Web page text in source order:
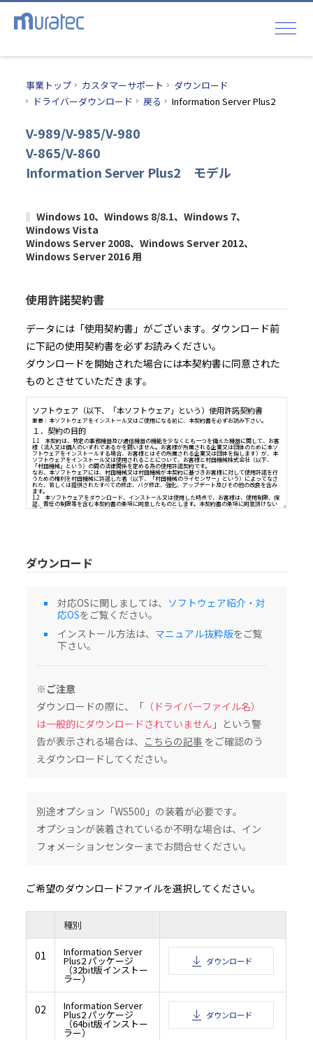
事業トップ カスタマーサポート
ダウンロード
ドライバーダウンロード
戻る Information Server Plus2
V-989/V-985/V-980
V-865/V-860
Information Server Plus2 モデル
Windows 10、Windows 8/8.1、Windows 7、
Windows Vista
Windows Server 2008、Windows Server 2012、
Windows Server 2016 用
使用許諾契約書
データには「使用契約書」がございます。ダウンロード前
に下記の使用契約書を必ずお読みください。
ダウンロードを開始された場合には本契約書に同意された
ものとさせていただきます。
ソフトウェア（以下、「本ソフトウェア」という）使用許諾契
様（法人又は個人のいずれであるかを問いません。お客様が所属される企業又は団体
フトウェアをインストールする場合、お客様とはその所属される企業又は団体を指し
ソフトウェアをインストール又は使用されることについて、お客様と村田機械株式会
うための権利を村田機械に許諾した者（以下、「村田機械のライセンサー」という）
れた、若しくは提供されたすべての修正、バグ修正、強化、アップデート及びその他
ます。
1.2 本ソフトウェアをダウンロード、インストール又は使用した時点で、お客様は、
証、責任の制限等を含む本契約書の条項に同意したものとします。本契約書の条項に
場合は、本ソフトウェアをダウンロード、インストール及び使用することはできませ
２．知的財産権及び所有権
３．ライセンス許諾
本契約書の全条項に従い、村田機械は、対応する村田機械の、又は村田機械が承認し
び通信機器の機能を少なくとも一つを備えた機器（以下、「本製品」という）を、本
た国内で使用する目的においてのみ本ソフトウェアを使用できる非独占的なライセン
許諾するものとします。（本条項の目的上、欧州経済地域は「国」として扱われるも
４．制限
4.1 お客様は、本契約書の条項に従って本ソフトウェアを使用するものとします。
4.2 お客様は、インストールガイド、製品マニュアル、「ReadMe」ファイル等の補
4.3 お客様は、お客様の所属する企業又は団体のために本ソフトウェアをインストー
その所属する企業又は団体内の全ユーザー（本ソフトウェア及び本製品の全ユーザー
本契約書の内容を伝達しなければなりません。
4.4 お客様は、村田機械又は村田機械のライセンサーが、事前に通知すること無く本
５．禁止事項
フトウェアを賃貸、販売、頒布、貸与、使用許諾、譲渡、移転、又はその他の方法で
てはなりません。
を賠償しなければなりません。
６．保証及び責任の制限
6.1 本ソフトウェアは、お客様の保有する本製品の動作環境において、全て正常に動
保証するものではなく、村田機械は、本ソフトウェアの機能、性能及び品質がお客様
適合することを、明示たると黙示たるとを問わず、何らの保証も致しません。
6.2 本ソフトウェアは、お客様に事前に通知することなく、村田機械又は村田機械の
によりアップデート又は変更されることがありますが、その場合でも、前項同様、お
る本製品の動作環境において、全て正常に動作することを保証するものではなく、本
の機能、性能及び品質がお客様の特定目的に適合することを、明示たると黙示たると
らの保証も致しません。なお、アップデート又は変更に関する情報提供につきまして
性、提供時期、提供方法等すべて村田機械の裁量により決定させていただきます。
6.3 お客様が、本ソフトウェアの誤りを発見し、村田機械に対して、当該欠陥につき
合、村田機械及び村田機械のライセンサーにおいて、合理的な期間内に自己が適切と
施すよう努力するものとします。
6.4 村田機械及び村田機械のライセンサーは、本ソフトウェアの利用に関し、お客様
ダウンロード
対応OSに関しましては、 ソフトウェア紹介・対
応OSをご覧ください。
インストール方法は、 マニュアル抜粋版をご覧
下さい。
※ご注意
ダウンロードの際に、「 （ドライバーファイル名）
は一般的にダウンロードされていません 」という警
告が表示される場合は、 こちらの記事 をご確認のう
えダウンロードしてください。
別途オプション「WS500」の装着が必要です。
オプションが装着されているか不明な場合は、イン
フォメーションセンターまでお問合せください。
ご希望のダウンロードファイルを選択してください。
種別
01 Information Server
Plus2 パッケージ
（32bit版インストー
ラー）
ダウンロード
02 Information Server
Plus2 パッケージ
（64bit版インストー
ラー）
ダウンロード